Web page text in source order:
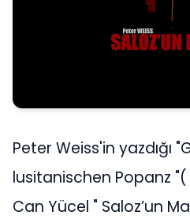
Peter Weiss'in yazdığı
lusitanischen Popanz "(
Can Yücel " Saloz’un